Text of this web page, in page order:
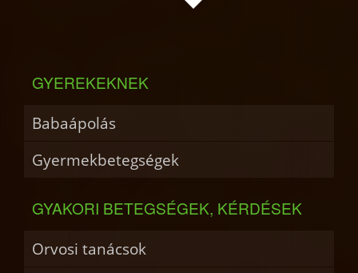
GYEREKEKNEK
Babaápolás
Gyermekbetegségek
GYAKORI BETEGSÉGEK, KÉRDÉSEK
Orvosi tanácsok